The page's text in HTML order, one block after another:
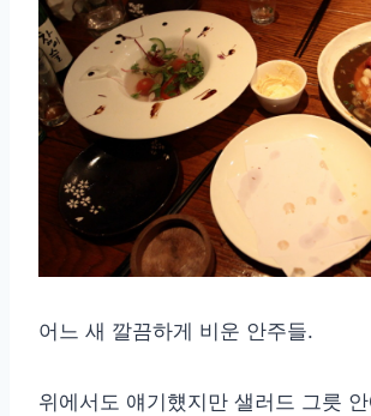
어느 새 깔끔하게 비운 안주들.
위에서도 얘기헀지만 샐러드 그릇